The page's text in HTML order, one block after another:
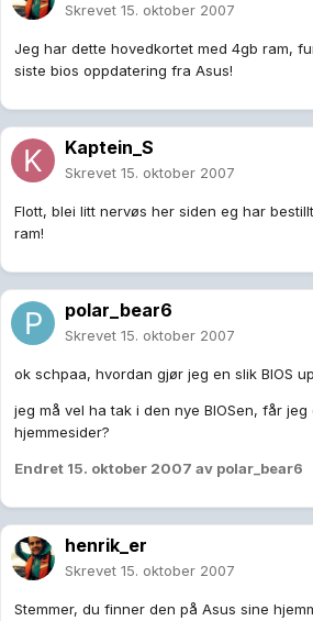
Skrevet 15. oktober 2007
Jeg har dette hovedkortet med 4gb ram,
siste bios oppdatering fra Asus!
Kaptein_S
Skrevet 15. oktober 2007
Flott, blei litt nervøs her siden eg har
ram!
polar_bear6
Skrevet 15. oktober 2007
ok schpaa, hvordan gjør jeg en slik BIOS
jeg må vel ha tak i den nye BIOSen, får jeg
hjemmesider?
Endret 15. oktober 2007 av polar_bear6
henrik_er
Skrevet 15. oktober 2007
Stemmer, du finner den på Asus sine